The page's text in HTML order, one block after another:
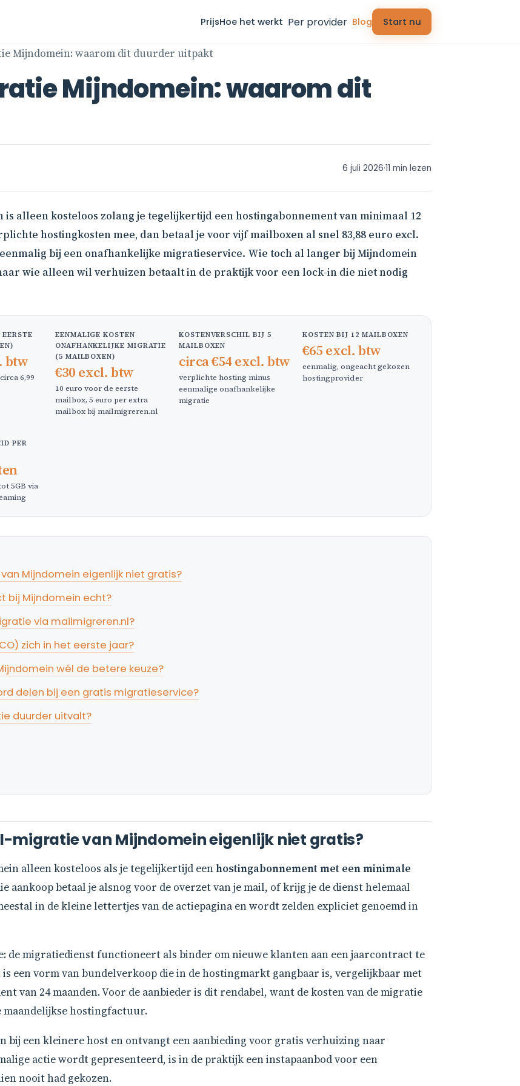
PrijsHoe het werkt Per provider Blog Start nu
Mijndomein: waarom dit duurder uitpakt
Mijndomein: waarom dit
6 juli 2026·11 min lezen
alleen kosteloos zolang je tegelijkertijd een hostingabonnement van minimaal 12
hostingkosten mee, dan betaal je voor vijf mailboxen al snel 83,88 euro excl.
bij een onafhankelijke migratieservice. Wie toch al langer bij Mijndomein
wie alleen wil verhuizen betaalt in de praktijk voor een lock-in die niet nodig
btw
6,99
EENMALIGE KOSTEN
ONAFHANKELIJKE MIGRATIE
(5 MAILBOXEN)
€30 excl. btw
10 euro voor de eerste
mailbox, 5 euro per extra
mailbox bij mailmigreren.nl
KOSTENVERSCHIL BIJ 5
MAILBOXEN
circa €54 excl. btw
verplichte hosting minus
eenmalige onafhankelijke
migratie
KOSTEN BIJ 12 MAILBOXEN
€65 excl. btw
eenmalig, ongeacht gekozen
hostingprovider
PER
5GB via
Mijndomein eigenlijk niet gratis?
bij Mijndomein echt?
via mailmigreren.nl?
zich in het eerste jaar?
wél de betere keuze?
delen bij een gratis migratieservice?
duurder uitvalt?
migratie van Mijndomein eigenlijk niet gratis?
alleen kosteloos als je tegelijkertijd eenhostingabonnement met een minimale
aankoop betaal je alsnog voor de overzet van je mail, of krijg je de dienst helemaal
in de kleine lettertjes van de actiepagina en wordt zelden expliciet genoemd in
de migratiedienst functioneert als binder om nieuwe klanten aan een jaarcontract te
een vorm van bundelverkoop die in de hostingmarkt gangbaar is, vergelijkbaar met
van 24 maanden. Voor de aanbieder is dit rendabel, want de kosten van de migratie
hostingfactuur.
bij een kleinere host en ontvangt een aanbieding voor gratis verhuizing naar
actie wordt gepresenteerd, is in de praktijk een instapaanbod voor een
nooit had gekozen.